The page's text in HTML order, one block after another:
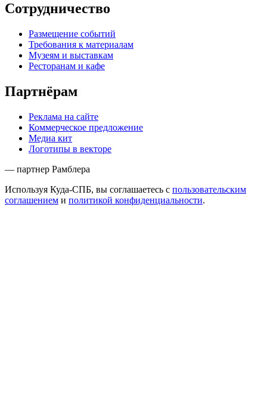
Сотрудничество
Размещение событий
Требования к материалам
Музеям и выставкам
Ресторанам и кафе
Партнёрам
Реклама на сайте
Коммерческое предложение
Медиа кит
Логотипы в векторе
— партнер Рамблера
Используя Куда-СПБ, вы соглашаетесь с пользовательским
соглашением и политикой конфиденциальности.